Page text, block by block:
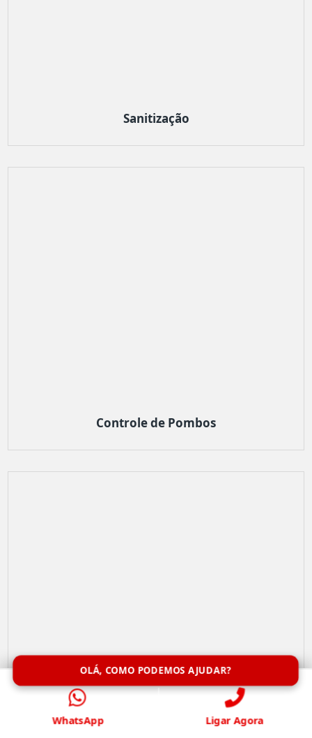
Sanitização
Controle de Pombos
Remoção de Abelhas
OLÁ, COMO PODEMOS AJUDAR?
WhatsApp Ligar Agora